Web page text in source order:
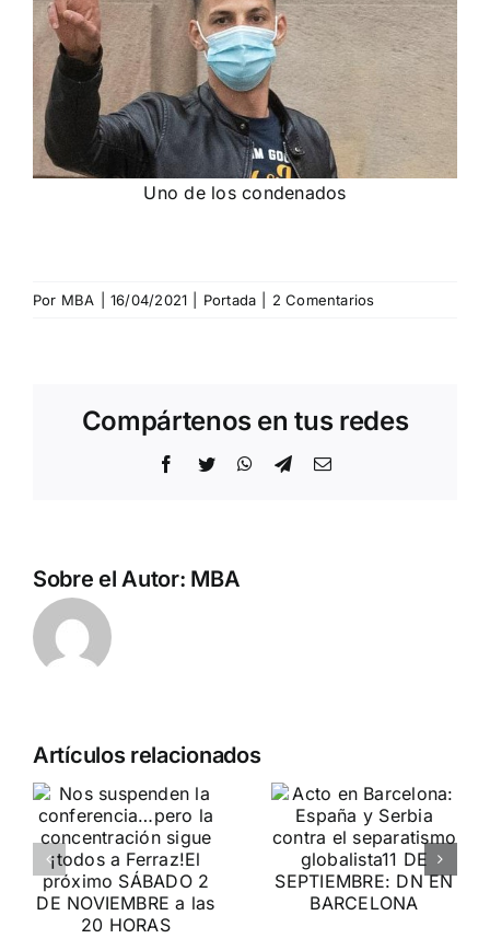
Uno de los condenados
Por MBA 16/04/2021 Portada 2 Comentarios
Compártenos en tus redes
Facebook
Twitter WhatsApp
TelegramCorreo
Sobre el Autor: MBA
Artículos relacionados
Acto en
Barcelona:
España y
Serbia
contra el
separatismo
globalista
acto DN
contra la
invasión
migratoria
y el gran